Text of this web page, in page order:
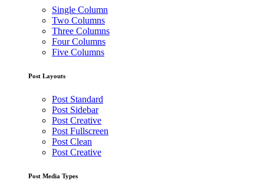
Single Column
Two Columns
Three Columns
Four Columns
Five Columns
Post Layouts
Post Standard
Post Sidebar
Post Creative
Post Fullscreen
Post Clean
Post Creative
Post Media Types